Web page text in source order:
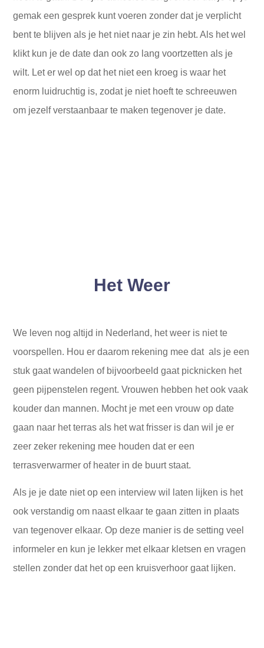
gemak een gesprek kunt voeren zonder dat je verplicht
bent te blijven als je het niet naar je zin hebt. Als het wel
klikt kun je de date dan ook zo lang voortzetten als je
wilt. Let er wel op dat het niet een kroeg is waar het
enorm luidruchtig is, zodat je niet hoeft te schreeuwen
om jezelf verstaanbaar te maken tegenover je date.
Het Weer
We leven nog altijd in Nederland, het weer is niet te
voorspellen. Hou er daarom rekening mee dat als je een
stuk gaat wandelen of bijvoorbeeld gaat picknicken het
geen pijpenstelen regent. Vrouwen hebben het ook vaak
kouder dan mannen. Mocht je met een vrouw op date
gaan naar het terras als het wat frisser is dan wil je er
zeer zeker rekening mee houden dat er een
terrasverwarmer of heater in de buurt staat.
Als je je date niet op een interview wil laten lijken is het
ook verstandig om naast elkaar te gaan zitten in plaats
van tegenover elkaar. Op deze manier is de setting veel
informeler en kun je lekker met elkaar kletsen en vragen
stellen zonder dat het op een kruisverhoor gaat lijken.